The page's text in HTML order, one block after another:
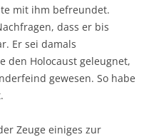
mit ihm befreundet.
dass er bis
Er sei damals
den Holocaust geleugnet,
gewesen. So habe
Zeuge einiges zur